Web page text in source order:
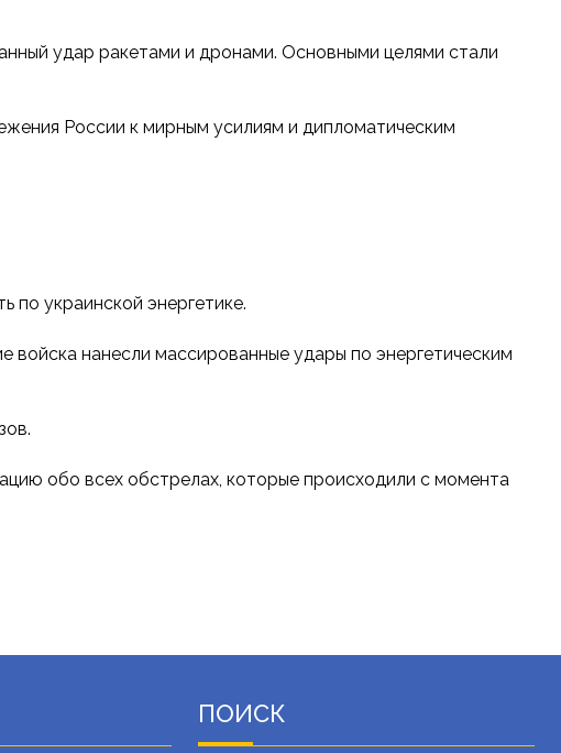
удар ракетами и дронами. Основными целями стали
России к мирным усилиям и дипломатическим
украинской энергетике.
войска нанесли массированные удары по энергетическим
обо всех обстрелах, которые происходили с момента
ПОИСК